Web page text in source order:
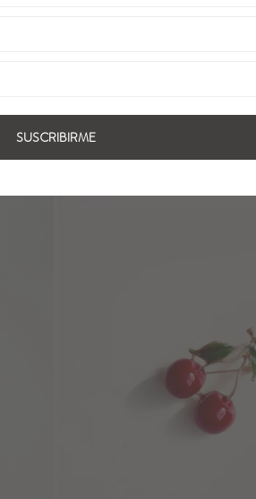
SUSCRIBIRME